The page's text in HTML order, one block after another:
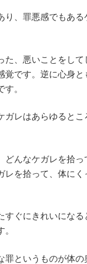
り、罪悪感でもあ
た、悪いことをして
覚です。逆に心身と
。
ガレはあらゆるとこ
どんなケガレを拾っ
レを拾って、体にく
すぐにきれいになる
罪というものが体の